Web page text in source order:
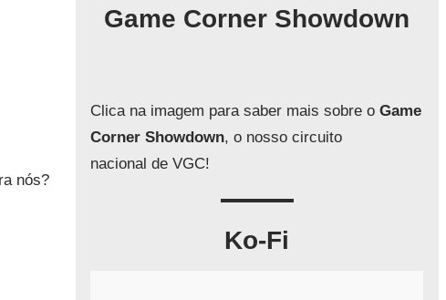
nós?
Game Corner Showdown
Clica na imagem para saber mais sobre oGame
Corner Showdown, o nosso circuito
nacional de VGC!
Ko-Fi